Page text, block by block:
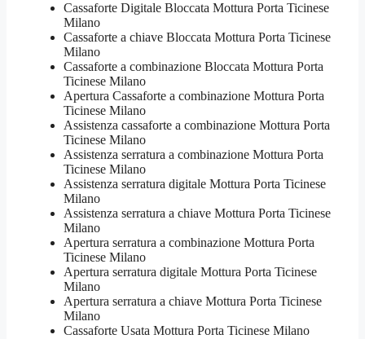
Cassaforte Digitale Bloccata Mottura Porta Ticinese
Milano
Cassaforte a chiave Bloccata Mottura Porta Ticinese
Milano
Cassaforte a combinazione Bloccata Mottura Porta
Ticinese Milano
​Apertura Cassaforte a combinazione Mottura Porta
Ticinese Milano
Assistenza cassaforte a combinazione Mottura Porta
Ticinese Milano
​Assistenza serratura​ ​a combinazione Mottura Porta
Ticinese Milano
Assistenza serratura ​digitale Mottura Porta Ticinese
Milano
Assistenza serratura ​a chiave Mottura Porta Ticinese
Milano
​Apertura serratura​ ​a combinazione Mottura Porta
Ticinese Milano
Apertura serratura​ ​digitale Mottura Porta Ticinese
Milano
​Apertura serratura​ ​a chiave Mottura Porta Ticinese
Milano
​Cassaforte Usata Mottura Porta Ticinese Milano